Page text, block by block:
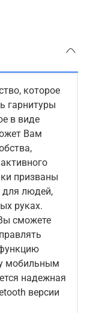
которое
гарнитуры
в виде
Вам
призваны
людей,
руках.
сможете
мобильным
надежная
версии